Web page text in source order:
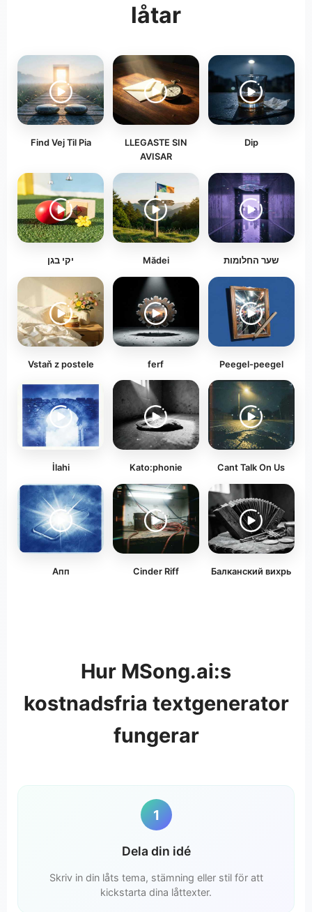
låtar
Find Vej Til Pia
LLEGASTE SIN
AVISAR
Dip
יקי בגן Mădei שער החלומות
Vstaň z postele ferf Peegel-peegel
İlahi Kato:phonie Cant Talk On Us
Апп Cinder Riff Балканский вихрь
Hur MSong.ai:s
kostnadsfria textgenerator
fungerar
1
Dela din idé
Skriv in din låts tema, stämning eller stil för att
kickstarta dina låttexter.